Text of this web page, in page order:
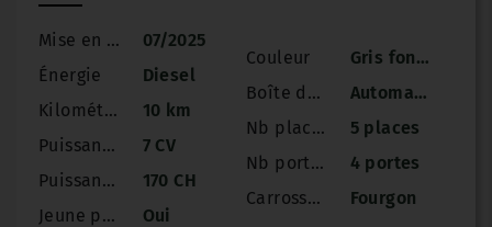
Mise en circulation
07/2025
Énergie
Diesel
Kilométrage
10 km
Puissance
7 CV
Puissance réelle
170 CH
Jeune permis
Oui
Couleur
Gris foncé
Boîte de vitesse
Automatique
Nb places
5 places
Nb portes
4 portes
Carrosserie
Fourgon